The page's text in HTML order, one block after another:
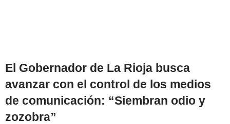
El Gobernador de La Rioja busca
avanzar con el control de los medios
de comunicación: “Siembran odio y
zozobra”